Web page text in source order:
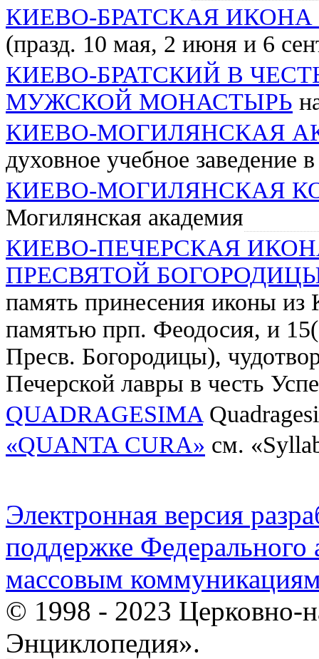
КИЕВО-БРАТСКАЯ
(празд. 10 мая, 2 июня и 6
КИЕВО-БРАТСКИЙ В
МУЖСКОЙ МОНАСТЫРЬ
КИЕВО-МОГИЛЯНСКАЯ
духовное учебное заведение
КИЕВО-МОГИЛЯНСКАЯ
Могилянская академия
КИЕВО-ПЕЧЕРСКАЯ
ПРЕСВЯТОЙ
память принесения иконы из
памятью прп. Феодосия, и
Пресв. Богородицы),
Печерской лавры в честь
QUADRAGESIMA
«QUANTA CURA» см.
Электронная версия
поддержке Федерального
массовым
© 1998 - 2023 Церковно-
Энциклопедия».